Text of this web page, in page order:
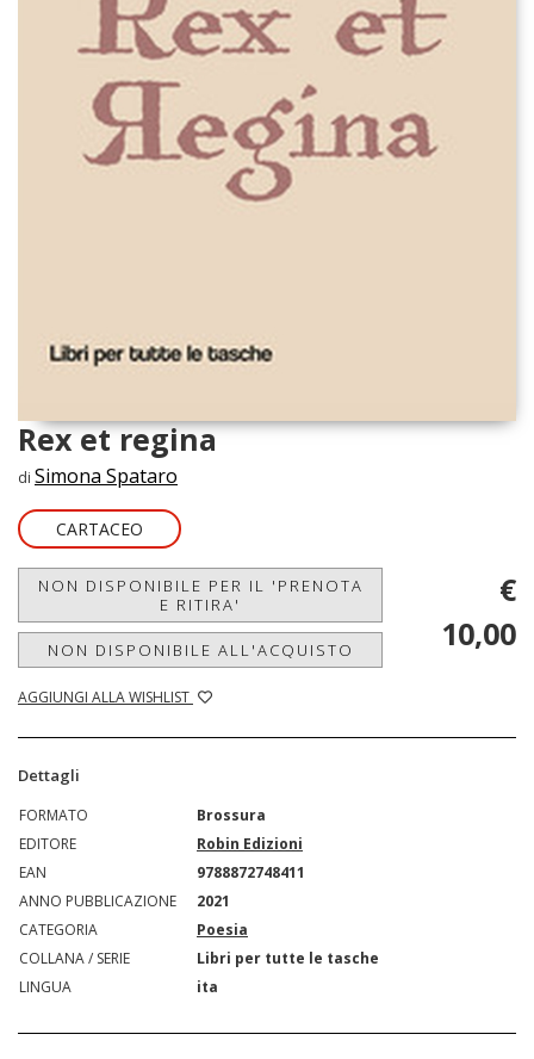
Rex et regina
di Simona Spataro
CARTACEO
NON DISPONIBILE PER IL 'PRENOTA
E RITIRA'
NON DISPONIBILE ALL'ACQUISTO
AGGIUNGI ALLA WISHLIST
€
10,00
Dettagli
FORMATO
Brossura
EDITORE
Robin Edizioni
EAN
9788872748411
ANNO PUBBLICAZIONE
2021
CATEGORIA
Poesia
COLLANA / SERIE
Libri per tutte le tasche
LINGUA
ita